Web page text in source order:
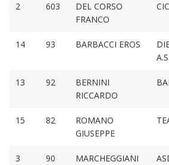
2 603
DEL CORSO
FRANCO
14 93 BARBACCI EROS
13 92
BERNINI
RICCARDO
15 82
ROMANO
GIUSEPPE
3 90
MARCHEGGIANI